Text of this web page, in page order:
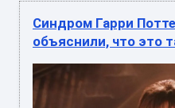
Синдром Гарри
объяснили, что это